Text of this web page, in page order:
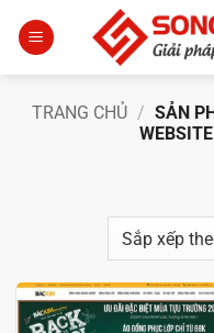
qua
TRANG CHỦ / SẢN